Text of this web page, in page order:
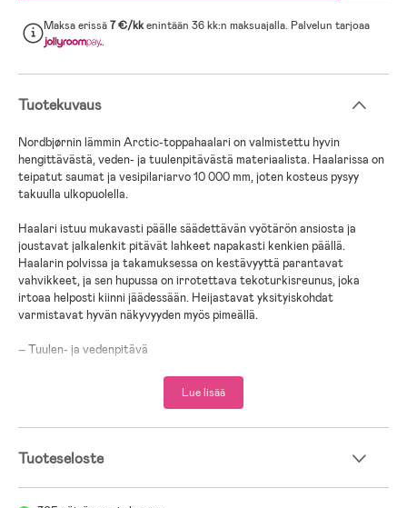
Maksa erissä7 €/kkenintään 36 kk:n maksuajalla. Palvelun tarjoaa
.
Tuotekuvaus
Nordbjørnin lämmin Arctic-toppahaalari on valmistettu hyvin
hengittävästä, veden- ja tuulenpitävästä materiaalista. Haalarissa on
teipatut saumat ja vesipilariarvo 10 000 mm, joten kosteus pysyy
takuulla ulkopuolella.
Haalari istuu mukavasti päälle säädettävän vyötärön ansiosta ja
joustavat jalkalenkit pitävät lahkeet napakasti kenkien päällä.
Haalarin polvissa ja takamuksessa on kestävyyttä parantavat
vahvikkeet, ja sen hupussa on irrotettava tekoturkisreunus, joka
irtoaa helposti kiinni jäädessään. Heijastavat yksityiskohdat
varmistavat hyvän näkyvyyden myös pimeällä.
– Tuulen- ja vedenpitävä
– Jalkalenkit
– Säädettävä vyötärö
– Tuulisuojallinen vetoketju
Lue lisää
Tuoteseloste